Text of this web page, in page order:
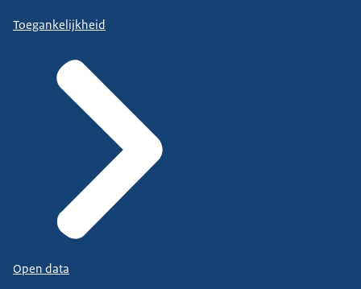
Toegankelijkheid
Open data